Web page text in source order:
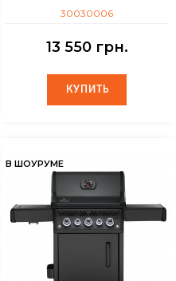
30030006
13 550 грн.
КУПИТЬ
КУПИТЬ
В ШОУРУМЕ